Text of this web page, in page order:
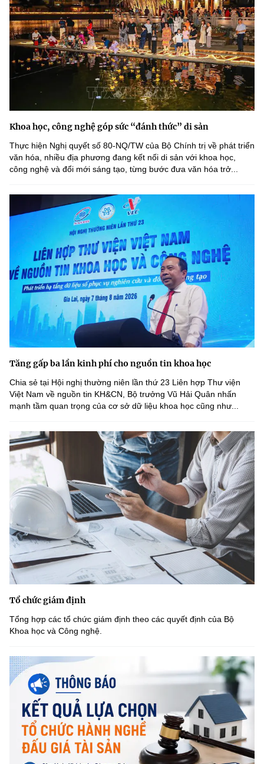
Khoa học, công nghệ góp sức “đánh thức” di sản
Thực hiện Nghị quyết số 80-NQ/TW của Bộ Chính trị về phát triển
văn hóa, nhiều địa phương đang kết nối di sản với khoa học,
công nghệ và đổi mới sáng tạo, từng bước đưa văn hóa trở...
Tăng gấp ba lần kinh phí cho nguồn tin khoa học
Chia sẻ tại Hội nghị thường niên lần thứ 23 Liên hợp Thư viện
Việt Nam về nguồn tin KH&CN, Bộ trưởng Vũ Hải Quân nhấn
mạnh tầm quan trọng của cơ sở dữ liệu khoa học cũng như...
Tổ chức giám định
Tổng hợp các tổ chức giám định theo các quyết định của Bộ
Khoa học và Công nghệ.